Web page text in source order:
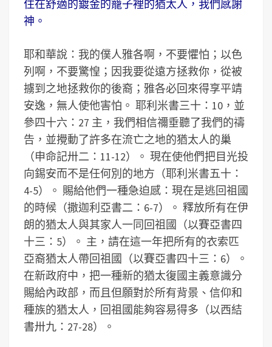
住在舒適的鍍金的籠子裡的猶太人，我們感謝
神。
耶和華說：我的僕人雅各啊，不要懼怕；以色
列啊，不要驚惶；因我要從遠方拯救你，從被
擄到之地拯救你的後裔；雅各必回來得享平靖
安逸，無人使他害怕。 耶利米書三十：10，並
參四十六：27 主，我們相信禰垂聽了我們的禱
告，並攪動了許多在流亡之地的猶太人的巢
（申命記卅二：11-12）。 現在使他們把目光投
向錫安而不是任何別的地方（耶利米書五十：
4-5）。 賜給他們一種急迫感：現在是逃回祖國
的時候（撒迦利亞書二：6-7）。 釋放所有在伊
朗的猶太人與其家人一同回祖國（以賽亞書四
十三：5）。 主，請在這一年把所有的衣索匹
亞裔猶太人帶回祖國（以賽亞書四十三：6）。
在新政府中，把一種新的猶太復國主義意識分
賜給內政部，而且但願對於所有背景、信仰和
種族的猶太人，回祖國能夠容易得多（以西結
書卅九：27-28）。